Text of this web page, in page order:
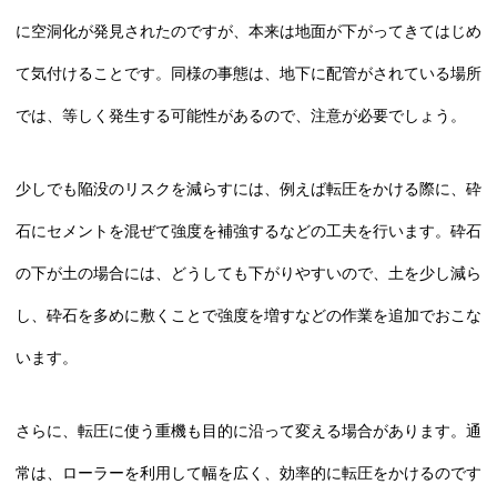
に空洞化が発見されたのですが、本来は地面が下がってきてはじめ
て気付けることです。同様の事態は、地下に配管がされている場所
では、等しく発生する可能性があるので、注意が必要でしょう。
少しでも陥没のリスクを減らすには、例えば転圧をかける際に、砕
石にセメントを混ぜて強度を補強するなどの工夫を行います。砕石
の下が土の場合には、どうしても下がりやすいので、土を少し減ら
し、砕石を多めに敷くことで強度を増すなどの作業を追加でおこな
います。
さらに、転圧に使う重機も目的に沿って変える場合があります。通
常は、ローラーを利用して幅を広く、効率的に転圧をかけるのです